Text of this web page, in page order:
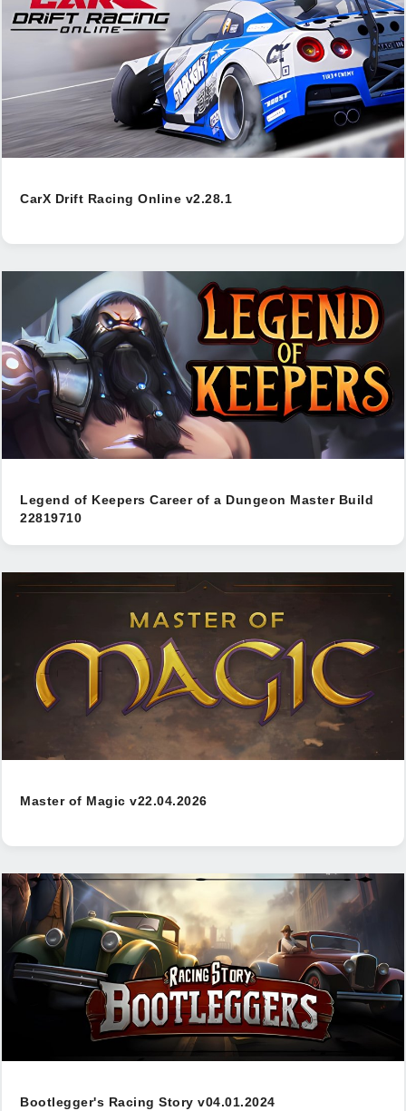
CarX Drift Racing Online v2.28.1
Legend of Keepers Career of a Dungeon Master Build
22819710
Master of Magic v22.04.2026
Bootlegger's Racing Story v04.01.2024